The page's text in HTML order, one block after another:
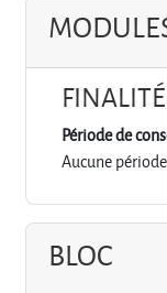
FINALITÉ
Période de
Aucune
BLOC